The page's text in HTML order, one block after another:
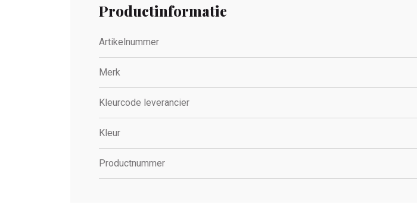
Productinformatie
Artikelnummer
Merk
Kleurcode leverancier
Kleur
Productnummer